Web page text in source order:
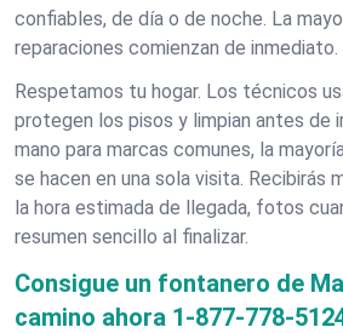
confiables, de día o de noche. La
reparaciones comienzan de inmediato.
Respetamos tu hogar. Los técnicos
protegen los pisos y limpian antes de
mano para marcas comunes, la
se hacen en una sola visita. Recibirás
la hora estimada de llegada, fotos
resumen sencillo al finalizar.
Consigue un fontanero de
camino ahora 1-877-778-